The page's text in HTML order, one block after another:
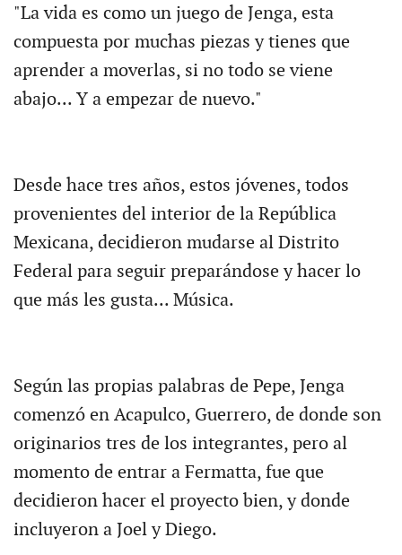
"La vida es como un juego de Jenga, esta
compuesta por muchas piezas y tienes que
aprender a moverlas, si no todo se viene
abajo... Y a empezar de nuevo."
Desde hace tres años, estos jóvenes, todos
provenientes del interior de la República
Mexicana, decidieron mudarse al Distrito
Federal para seguir preparándose y hacer lo
que más les gusta... Música.
Según las propias palabras de Pepe, Jenga
comenzó en Acapulco, Guerrero, de donde son
originarios tres de los integrantes, pero al
momento de entrar a Fermatta, fue que
decidieron hacer el proyecto bien, y donde
incluyeron a Joel y Diego.